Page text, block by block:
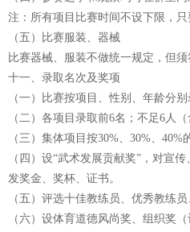
注：所有项目比赛时间不设下限，
（五）比赛服装、器械
比赛器械、服装不做统一规定，但须
十一、录取名次及奖项
（一）比赛按项目、性别、年龄分别
（二）各项目录取前6名；不足6人
（三）集体项目按30%、30%、
（四）设“武术发展贡献奖”，对宣
发奖金、奖杯、证书。
（五）评选十佳教练员、优秀教练
（六）设体育道德风尚奖、组织奖